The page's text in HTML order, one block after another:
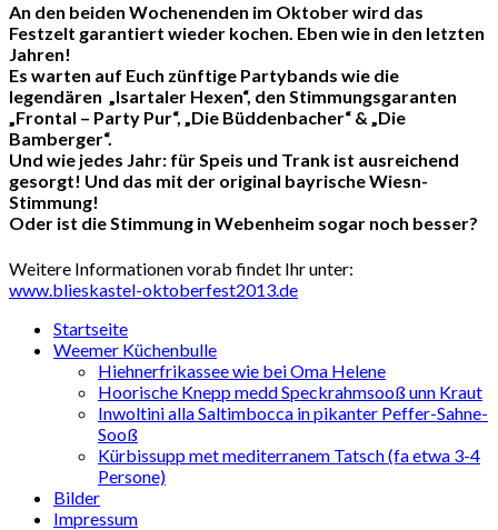
An den beiden Wochenenden im Oktober wird das
Festzelt garantiert wieder kochen. Eben wie in den letzten
Jahren!
Es warten auf Euch zünftige Partybands wie die
legendären „Isartaler Hexen“, den Stimmungsgaranten
„Frontal – Party Pur“, „Die Büddenbacher“ & „Die
Bamberger“.
Und wie jedes Jahr: für Speis und Trank ist ausreichend
gesorgt! Und das mit der original bayrische Wiesn-
Stimmung!
Oder ist die Stimmung in Webenheim sogar noch besser?
Weitere Informationen vorab findet Ihr unter:
www.blieskastel-oktoberfest2013.de
Startseite
Weemer Küchenbulle
Hiehnerfrikassee wie bei Oma Helene
Hoorische Knepp medd Speckrahmsooß unn Kraut
Inwoltini alla Saltimbocca in pikanter Peffer-Sahne-
Sooß
Kürbissupp met mediterranem Tatsch (fa etwa 3-4
Persone)
Bilder
Impressum